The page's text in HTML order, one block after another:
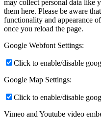
may collect personal data like
them here. Please be aware
functionality and appearance
once you reload the page.
Google Webfont Settings:
Click to enable/disable
Google Map Settings:
Click to enable/disable
Vimeo and Youtube video